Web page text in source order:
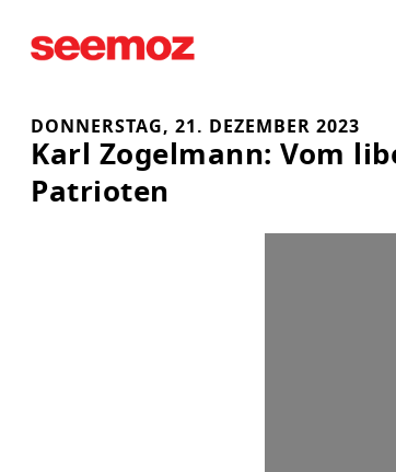
Inhalt
DONNERSTAG, 21. DEZEMBER 2023
Karl Zogelmann: Vom
Patrioten